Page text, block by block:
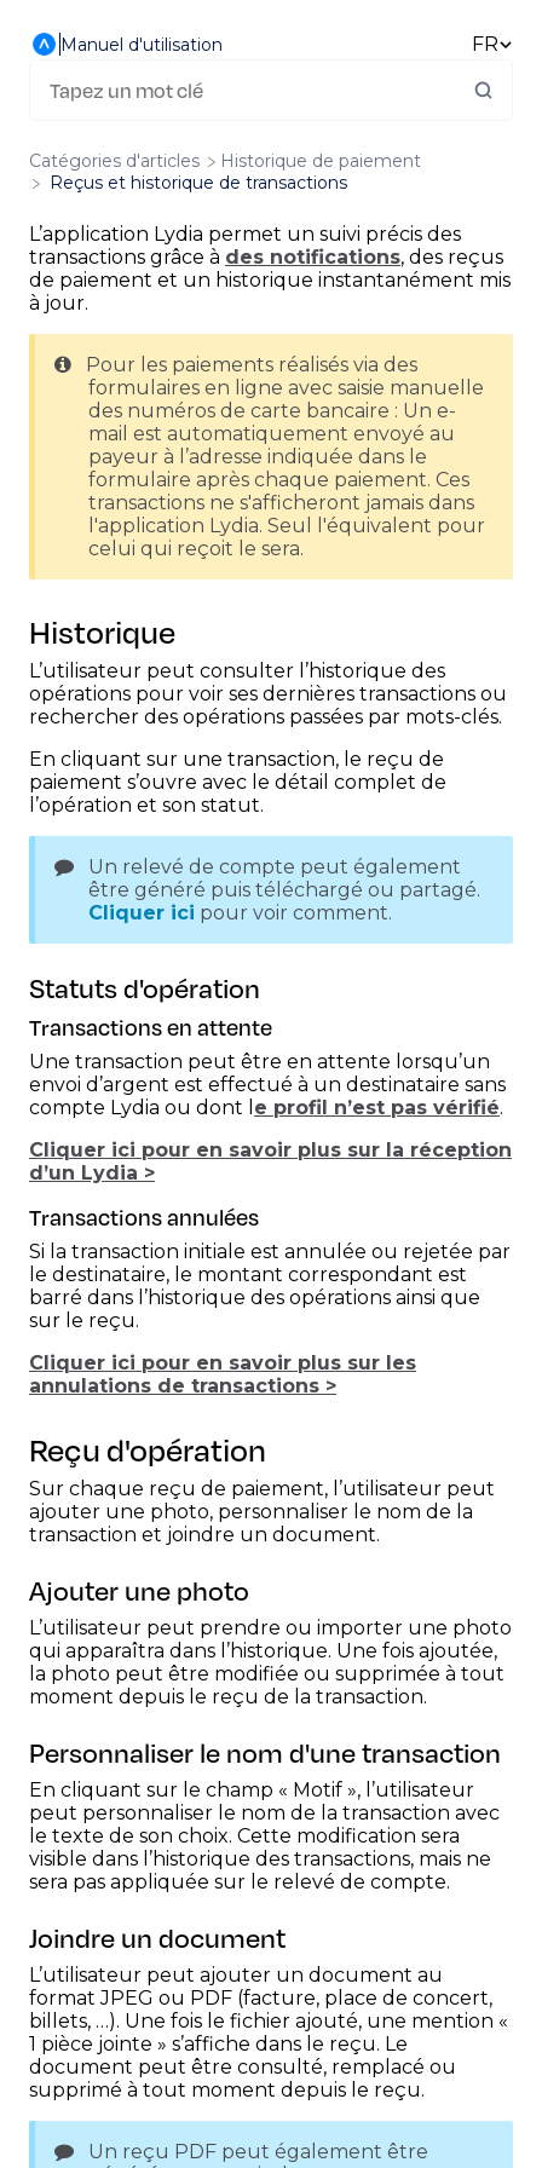
Manuel d'utilisation FR
Catégories d'articles
​Historique de paiement
Reçus et historique de transactions
L’application Lydia permet un suivi précis des
transactions grâce à des notifications, des reçus
de paiement et un historique instantanément mis
à jour.
Pour les paiements réalisés via des
formulaires en ligne avec saisie manuelle
des numéros de carte bancaire : Un e-
mail est automatiquement envoyé au
payeur à l’adresse indiquée dans le
formulaire après chaque paiement. Ces
transactions ne s'afficheront jamais dans
l'application Lydia. Seul l'équivalent pour
celui qui reçoit le sera.
Historique
L’utilisateur peut consulter l’historique des
opérations pour voir ses dernières transactions ou
rechercher des opérations passées par mots-clés.
En cliquant sur une transaction, le reçu de
paiement s’ouvre avec le détail complet de
l’opération et son statut.
Un relevé de compte peut également
être généré puis téléchargé ou partagé.
Cliquer ici pour voir comment.
Statuts d'opération
Transactions en attente
Une transaction peut être en attente lorsqu’un
envoi d’argent est effectué à un destinataire sans
compte Lydia ou dont l e profil n’est pas vérifié.
Cliquer ici pour en savoir plus sur la réception
d’un Lydia >
Transactions annulées
Si la transaction initiale est annulée ou rejetée par
le destinataire, le montant correspondant est
barré dans l’historique des opérations ainsi que
sur le reçu.
Cliquer ici pour en savoir plus sur les
annulations de transactions >
Reçu d'opération
Sur chaque reçu de paiement, l’utilisateur peut
ajouter une photo, personnaliser le nom de la
transaction et joindre un document.
Ajouter une photo
L’utilisateur peut prendre ou importer une photo
qui apparaîtra dans l’historique. Une fois ajoutée,
la photo peut être modifiée ou supprimée à tout
moment depuis le reçu de la transaction.
Personnaliser le nom d'une transaction
En cliquant sur le champ « Motif », l’utilisateur
peut personnaliser le nom de la transaction avec
le texte de son choix. Cette modification sera
visible dans l’historique des transactions, mais ne
sera pas appliquée sur le relevé de compte.
Joindre un document
L’utilisateur peut ajouter un document au
format JPEG ou PDF (facture, place de concert,
billets, …). Une fois le fichier ajouté, une mention «
1 pièce jointe » s’affiche dans le reçu. Le
document peut être consulté, remplacé ou
supprimé à tout moment depuis le reçu.
Un reçu PDF peut également être